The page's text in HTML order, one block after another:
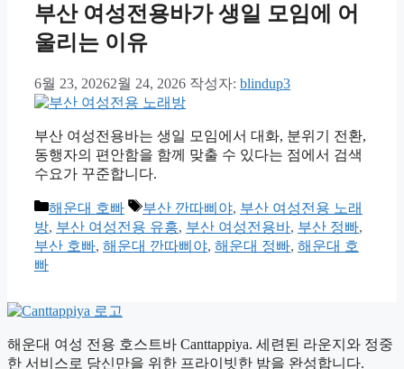
부산 여성전용바가 생일 모임에 어
울리는 이유
6월 23, 20262월 24, 2026 작성자: blindup3
부산 여성전용바는 생일 모임에서 대화, 분위기 전환,
동행자의 편안함을 함께 맞출 수 있다는 점에서 검색
수요가 꾸준합니다.
카
테
고
리
해운대 호빠
태
그
부산 깐따삐야, 부산 여성전용 노래
방, 부산 여성전용 유흥, 부산 여성전용바, 부산 정빠,
부산 호빠, 해운대 깐따삐야, 해운대 정빠, 해운대 호
빠
해운대 여성 전용 호스트바 Canttappiya. 세련된 라운지와 정중
한 서비스로 당신만을 위한 프라이빗한 밤을 완성합니다.